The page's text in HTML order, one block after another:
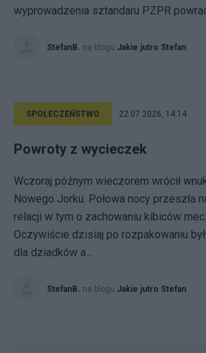
wyprowadzenia sztandaru PZPR
StefanB. na blogu Jakie jutro Stefan
SPOŁECZEŃSTWO 22.07.2026, 14:14
Powroty z wycieczek
Wczoraj późnym wieczorem wrócił
Nowego Jorku. Połowa nocy przeszła
relacji w tym o zachowaniu kibiców
Oczywiście dzisiaj po rozpakowaniu
dla dziadków a...
StefanB. na blogu Jakie jutro Stefan